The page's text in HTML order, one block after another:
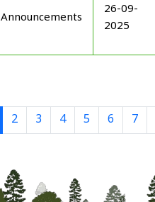
Announcements
26-09-
2025
2 3 4 5 6 7